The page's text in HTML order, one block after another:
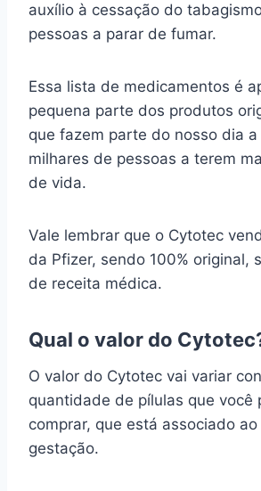
auxílio à cessação do
pessoas a parar de fumar.
Essa lista de medicamentos é
pequena parte dos produtos
que fazem parte do nosso dia
milhares de pessoas a terem
de vida.
Vale lembrar que o Cytotec
da Pfizer, sendo 100% original,
de receita médica.
Qual o valor do
O valor do Cytotec vai variar
quantidade de pílulas que você
comprar, que está associado
gestação.